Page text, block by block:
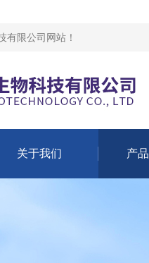
有限公司网站 ！
关于我们 产